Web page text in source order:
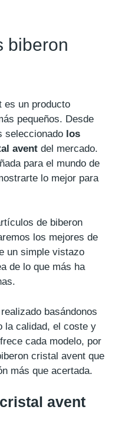
biberon
es un producto
pequeños. Desde
seleccionado los
avent del mercado.
para el mundo de
lo mejor para
de biberon
los mejores de
un simple vistazo
de lo que más ha
basándonos
la calidad, el coste y
cada modelo, por
cristal avent que
más que acertada.
avent